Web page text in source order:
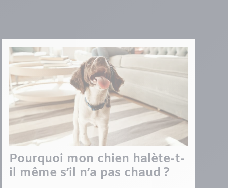
Pourquoi mon chien halète-t-
il même s’il n’a pas chaud ?